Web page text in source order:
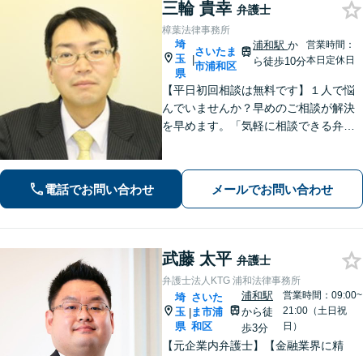
三輪 貴幸 弁護士
樟葉法律事務所
埼
玉
県
|
さいたま
市浦和区
浦和駅か
ら徒歩10分
営業時間：
本日定休日
【平日初回相談は無料です】１人で悩
んでいませんか？早めのご相談が解決
を早めます。「気軽に相談できる弁護
かした迅速な行動力でサポートしま
す。まずはお気軽にご相談ください。
電話でお問い合わせ メールでお問い合わせ
武藤 太平 弁護士
弁護士法人KTG 浦和法律事務所
埼
玉
県
|
さいた
ま市浦
和区
浦和駅
から徒
歩3分
営業時間：09:00~
21:00（土日祝
日）
【元企業内弁護士】【金融業界に精